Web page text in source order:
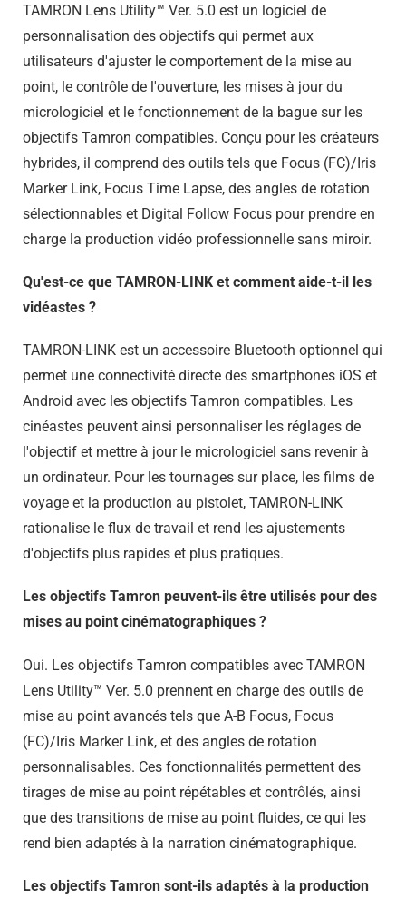
TAMRON Lens Utility™ Ver. 5.0 est un logiciel de
personnalisation des objectifs qui permet aux
utilisateurs d'ajuster le comportement de la mise au
point, le contrôle de l'ouverture, les mises à jour du
micrologiciel et le fonctionnement de la bague sur les
objectifs Tamron compatibles. Conçu pour les créateurs
hybrides, il comprend des outils tels que Focus (FC)/Iris
Marker Link, Focus Time Lapse, des angles de rotation
sélectionnables et Digital Follow Focus pour prendre en
charge la production vidéo professionnelle sans miroir.
Qu'est-ce que TAMRON-LINK et comment aide-t-il les
vidéastes ?
TAMRON-LINK est un accessoire Bluetooth optionnel qui
permet une connectivité directe des smartphones iOS et
Android avec les objectifs Tamron compatibles. Les
cinéastes peuvent ainsi personnaliser les réglages de
l'objectif et mettre à jour le micrologiciel sans revenir à
un ordinateur. Pour les tournages sur place, les films de
voyage et la production au pistolet, TAMRON-LINK
rationalise le flux de travail et rend les ajustements
d'objectifs plus rapides et plus pratiques.
Les objectifs Tamron peuvent-ils être utilisés pour des
mises au point cinématographiques ?
Oui. Les objectifs Tamron compatibles avec TAMRON
Lens Utility™ Ver. 5.0 prennent en charge des outils de
mise au point avancés tels que A-B Focus, Focus
(FC)/Iris Marker Link, et des angles de rotation
personnalisables. Ces fonctionnalités permettent des
tirages de mise au point répétables et contrôlés, ainsi
que des transitions de mise au point fluides, ce qui les
rend bien adaptés à la narration cinématographique.
Les objectifs Tamron sont-ils adaptés à la production